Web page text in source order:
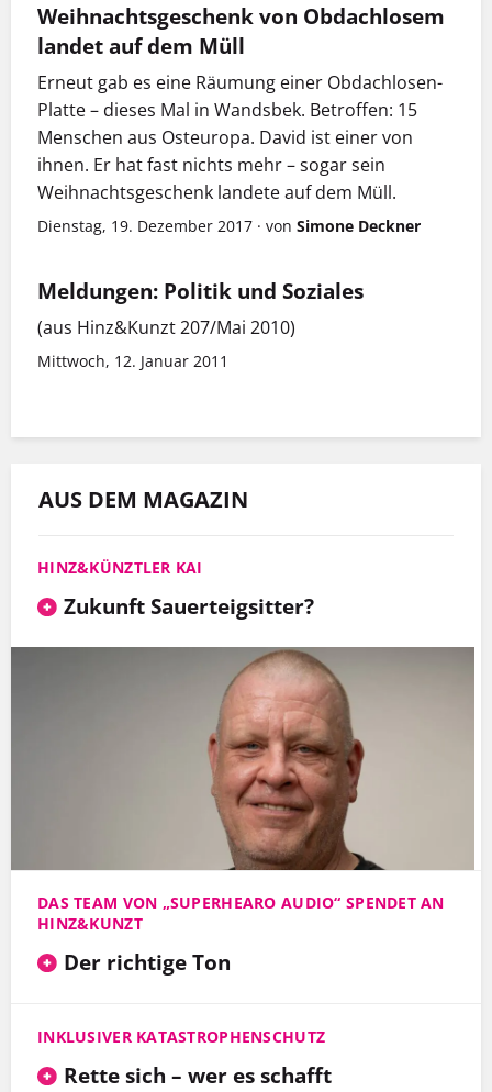
Weihnachtsgeschenk von Obdachlosem
landet auf dem Müll
Erneut gab es eine Räumung einer Obdachlosen-
Platte – dieses Mal in Wandsbek. Betroffen: 15
Menschen aus Osteuropa. David ist einer von
ihnen. Er hat fast nichts mehr – sogar sein
Weihnachtsgeschenk landete auf dem Müll.
Dienstag, 19. Dezember 2017 · von Simone Deckner
Meldungen: Politik und Soziales
(aus Hinz&Kunzt 207/Mai 2010)
Mittwoch, 12. Januar 2011
AUS DEM MAGAZIN
HINZ&KÜNZTLER KAI
Zukunft Sauerteigsitter?
DAS TEAM VON „SUPERHEARO AUDIO“ SPENDET AN
HINZ&KUNZT
Der richtige Ton
INKLUSIVER KATASTROPHENSCHUTZ
Rette sich – wer es schafft